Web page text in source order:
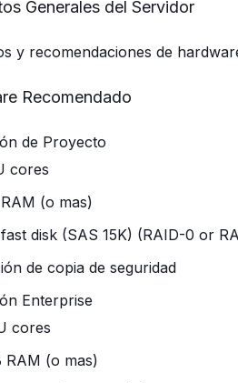
Generales del Servidor
y recomendaciones de
Recomendado
de Proyecto
cores
(o mas)
disk (SAS 15K) (RAID-0 or
de copia de seguridad
Enterprise
cores
RAM (o mas)